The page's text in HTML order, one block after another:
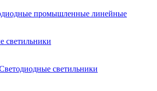
промышленные линейные
светильники
светильники